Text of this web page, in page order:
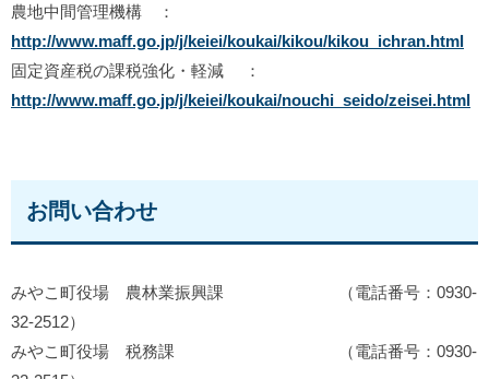
農地中間管理機構 ：
http://www.maff.go.jp/j/keiei/koukai/kikou/kikou_ichran.html
固定資産税の課税強化・軽減 ：
http://www.maff.go.jp/j/keiei/koukai/nouchi_seido/zeisei.html
お問い合わせ
みやこ町役場 農林業振興課 （電話番号：0930-
32-2512）
みやこ町役場 税務課 （電話番号：0930-